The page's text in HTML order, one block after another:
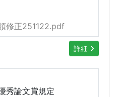
修正251122.pdf
詳細
秀論文賞規定